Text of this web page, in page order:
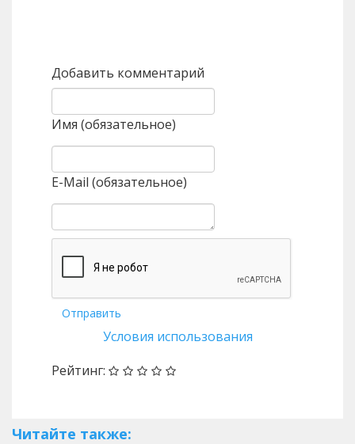
Добавить комментарий
Имя (обязательное)
E-Mail (обязательное)
Отправить
Условия использования
Рейтинг:
Читайте также: